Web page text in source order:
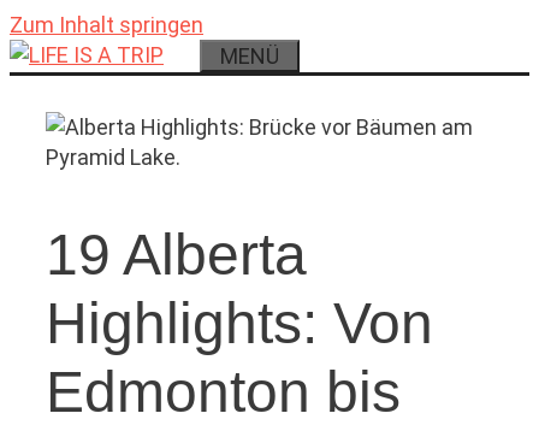
Zum Inhalt springen
MENÜ
19 Alberta
Highlights: Von
Edmonton bis